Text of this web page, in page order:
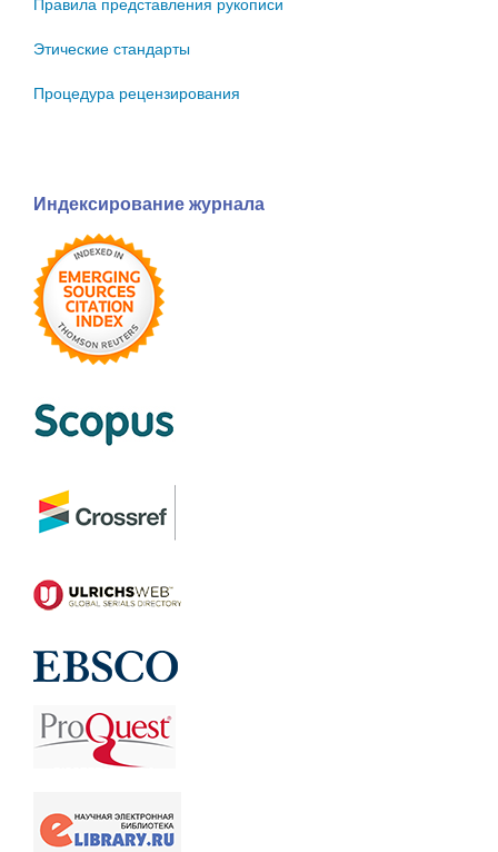
Правила представления рукописи
Этические стандарты
Процедура рецензирования
Индексирование журнала